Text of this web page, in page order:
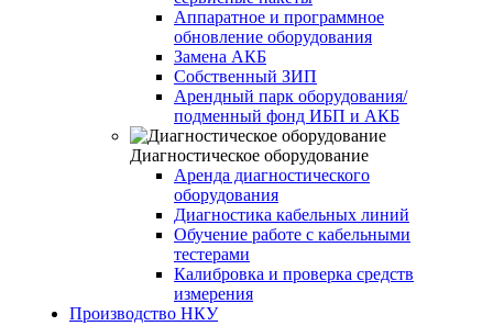
Аппаратное и программное
обновление оборудования
Замена АКБ
Собственный ЗИП
Арендный парк оборудования/
подменный фонд ИБП и АКБ
Диагностическое оборудование
Аренда диагностического
оборудования
Диагностика кабельных линий
Обучение работе с кабельными
тестерами
Калибровка и проверка средств
измерения
Производство НКУ